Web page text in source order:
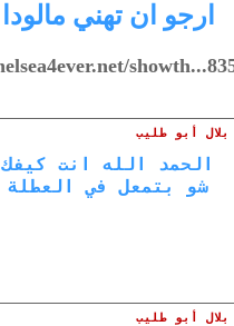
ارجو ان تهني مالودا
بلال أبو طليب
الحمد الله انت كيفك
شو بتمعل في العطلة
بلال أبو طليب